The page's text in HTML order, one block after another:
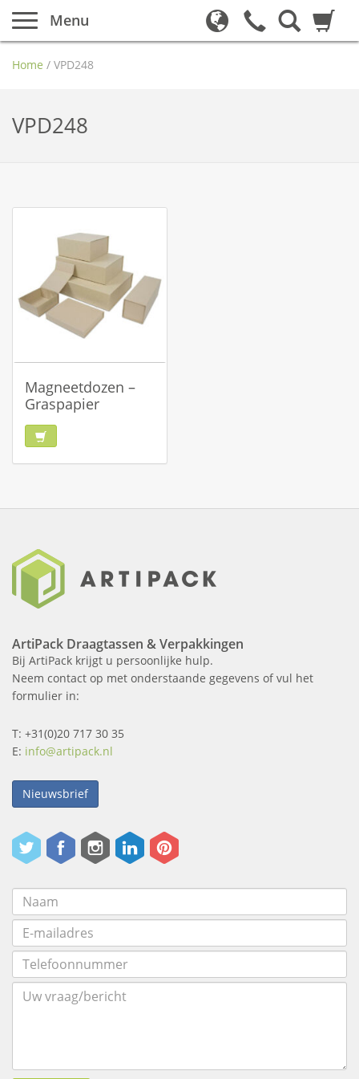
Menu
Home / VPD248
VPD248
Magneetdozen –
Graspapier
ArtiPack Draagtassen & Verpakkingen
Bij ArtiPack krijgt u persoonlijke hulp.
Neem contact op met onderstaande gegevens of vul het
formulier in:
T: +31(0)20 717 30 35
E: info@artipack.nl
Nieuwsbrief